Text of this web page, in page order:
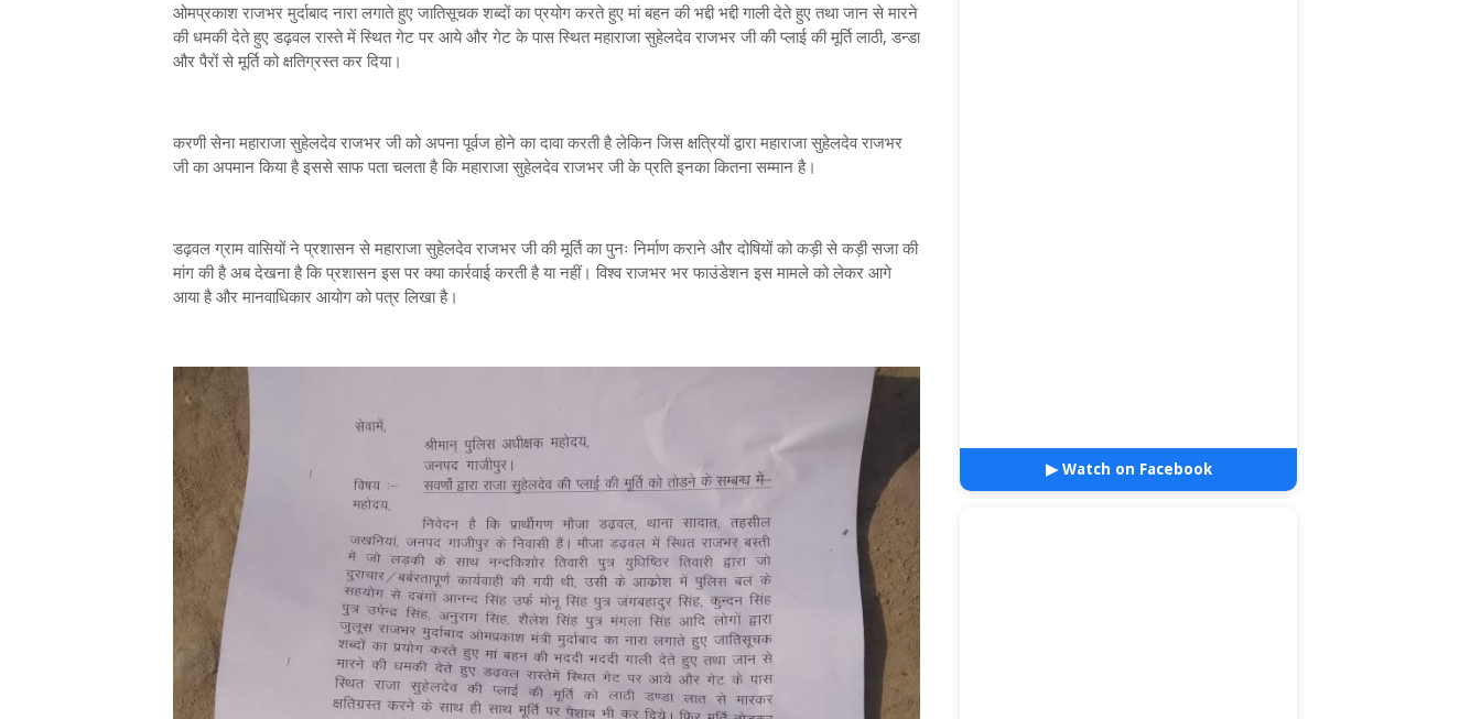
ओमप्रकाश राजभर मुर्दाबाद नारा लगाते हुए जातिसूचक शब्दों का प्रयोग करते हुए मां बहन की भद्दी भद्दी गाली देते हुए तथा जान से मारने
की धमकी देते हुए डढ़वल रास्ते में स्थित गेट पर आये और गेट के पास स्थित महाराजा सुहेलदेव राजभर जी की प्लाई की मूर्ति लाठी, डन्डा
और पैरों से मूर्ति को क्षतिग्रस्त कर दिया।
करणी सेना महाराजा सुहेलदेव राजभर जी को अपना पूर्वज होने का दावा करती है लेकिन जिस क्षत्रियों द्वारा महाराजा सुहेलदेव राजभर
जी का अपमान किया है इससे साफ पता चलता है कि महाराजा सुहेलदेव राजभर जी के प्रति इनका कितना सम्मान है।
डढ़वल ग्राम वासियों ने प्रशासन से महाराजा सुहेलदेव राजभर जी की मूर्ति का पुनः निर्माण कराने और दोषियों को कड़ी से कड़ी सजा की
मांग की है अब देखना है कि प्रशासन इस पर क्या कार्रवाई करती है या नहीं। विश्व राजभर भर फाउंडेशन इस मामले को लेकर आगे
आया है और मानवाधिकार आयोग को पत्र लिखा है।
▶ Watch on Facebook